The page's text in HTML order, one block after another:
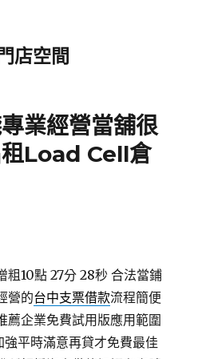
店空間
業經營當舖很
Load Cell倉
粗10點 27分 28秒 合法當鋪
營的台中支票借款流程簡便
薦企業免費試用版應用範圍
強平時滿意再貸才免費最佳